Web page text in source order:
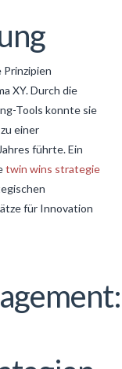
XY. Durch die
Tools konnte sie
einer
führte. Ein
twin wins strategie
für Innovation